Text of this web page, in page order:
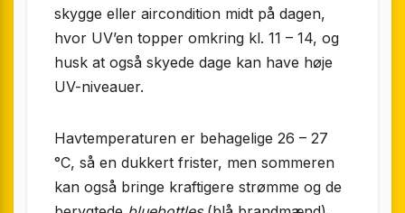
skygge eller aircondition midt på dagen,
hvor UV’en topper omkring kl. 11 – 14, og
husk at også skyede dage kan have høje
UV-niveauer.
Havtemperaturen er behagelige 26 – 27
°C, så en dukkert frister, men sommeren
kan også bringe kraftigere strømme og de